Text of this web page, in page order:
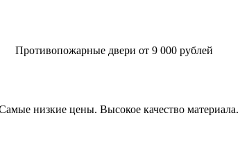
Противопожарные двери от 9 000 рублей
низкие цены. Высокое качество материала.